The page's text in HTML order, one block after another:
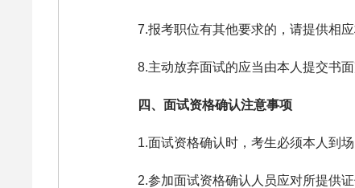
7.报考职位有其他要求的，请提供相应
8.主动放弃面试的应当由本人提交书面
四、面试资格确认注意事项
1.面试资格确认时，考生必须本人到
2.参加面试资格确认人员应对所提供